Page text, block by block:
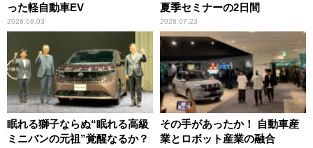
った軽自動車EV
2026.08.03
夏季セミナーの2日間
2026.07.23
眠れる獅子ならぬ“眠れる高級
ミニバンの元祖”覚醒なるか？
その手があったか！ 自動車産
業とロボット産業の融合